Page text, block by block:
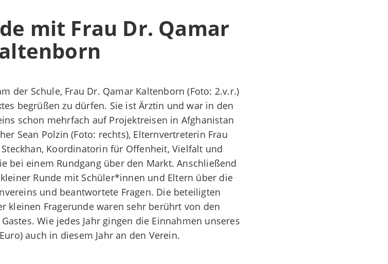
mit Frau Dr. Qamar
der Schule, Frau Dr. Qamar Kaltenborn (Foto: 2.v.r.)
begrüßen zu dürfen. Sie ist Ärztin und war in den
schon mehrfach auf Projektreisen in Afghanistan
Sean Polzin (Foto: rechts), Elternvertreterin Frau
Koordinatorin für Offenheit, Vielfalt und
bei einem Rundgang über den Markt. Anschließend
Runde mit Schüler*innen und Eltern über die
und beantwortete Fragen. Die beteiligten
kleinen Fragerunde waren sehr berührt von den
Wie jedes Jahr gingen die Einnahmen unseres
auch in diesem Jahr an den Verein.